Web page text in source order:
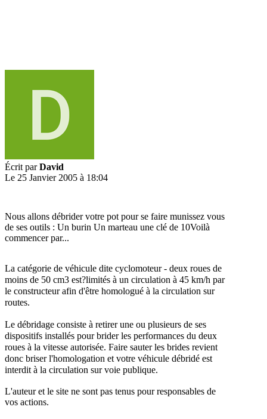
Écrit parDavid
Le 25 Janvier 2005 à 18:04
Nous allons débrider votre pot pour se faire munissez vous
de ses outils : Un burin Un marteau une clé de 10Voilà
commencer par...
La catégorie de véhicule dite cyclomoteur - deux roues de
moins de 50 cm3 est?limités à un circulation à 45 km/h par
le constructeur afin d'être homologué à la circulation sur
routes.
Le débridage consiste à retirer une ou plusieurs de ses
dispositifs installés pour brider les performances du deux
roues à la vitesse autorisée. Faire sauter les brides revient
donc briser l'homologation et votre véhicule débridé est
interdit à la circulation sur voie publique.
L'auteur et le site ne sont pas tenus pour responsables de
vos actions.